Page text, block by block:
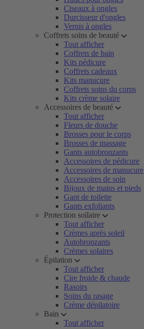
Ciseaux à ongles
Durcisseur d'ongles
Vernis à ongles
Coffrets soins de beauté
Tout afficher
Coffrets de bain
Kits pédicure
Coffrets cadeaux
Kits manucure
Coffrets soins du corps
Kits crème solaire
Accessoires de beauté
Tout afficher
Fleurs de douche
Brosses pour le corps
Brosses de massage
Gants autobronzants
Accessoires de pédicure
Accessoires de manucure
Accessoires de soin
Bijoux de mains et pieds
Gant de toilette
Gants exfoliants
Protection soilaire
Tout afficher
Crèmes après soleil
Autobronzants
Crèmes solaires
Épilation
Tout afficher
Cire froide & chaude
Rasoirs
Soins du rasage
Crème dépilatoire
Bain
Tout afficher